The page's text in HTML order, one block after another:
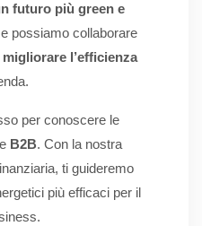
futuro più green e
possiamo collaborare
migliorare l’efficienza
per conoscere le
B2B. Con la nostra
ti guideremo
più efficaci per il